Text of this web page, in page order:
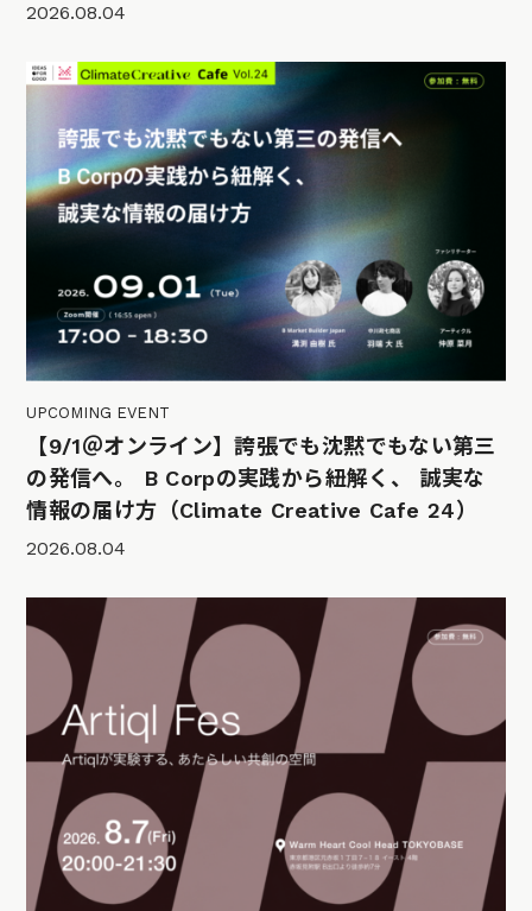
2026.08.04
UPCOMING EVENT
【9/1＠オンライン】誇張でも沈黙でもない第三
の発信へ。 B Corpの実践から紐解く、 誠実な
情報の届け方（Climate Creative Cafe 24）
2026.08.04